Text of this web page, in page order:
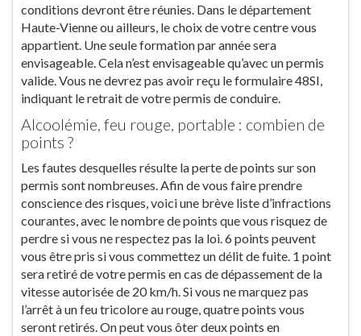
conditions devront être réunies. Dans le département
Haute-Vienne ou ailleurs, le choix de votre centre vous
appartient. Une seule formation par année sera
envisageable. Cela n’est envisageable qu’avec un permis
valide. Vous ne devrez pas avoir reçu le formulaire 48SI,
indiquant le retrait de votre permis de conduire.
Alcoolémie, feu rouge, portable : combien de
points ?
Les fautes desquelles résulte la perte de points sur son
permis sont nombreuses. Afin de vous faire prendre
conscience des risques, voici une brève liste d’infractions
courantes, avec le nombre de points que vous risquez de
perdre si vous ne respectez pas la loi. 6 points peuvent
vous être pris si vous commettez un délit de fuite. 1 point
sera retiré de votre permis en cas de dépassement de la
vitesse autorisée de 20 km/h. Si vous ne marquez pas
l’arrêt à un feu tricolore au rouge, quatre points vous
seront retirés. On peut vous ôter deux points en